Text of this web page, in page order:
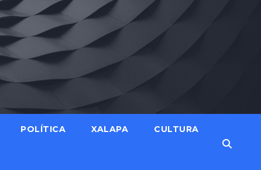
POLÍTICA XALAPA CULTURA